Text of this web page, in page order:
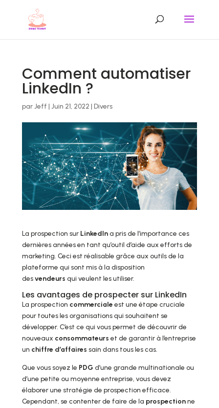
Comment automatiser
LinkedIn ?
parJeff | Juin 21, 2022 | Divers
La prospection sur LinkedIna pris de l’importance ces
dernières années en tant qu’outil d’aide aux efforts de
marketing. Ceci est réalisable grâce aux outils de la
plateforme qui sont mis à la disposition
desvendeurs qui veulent les utiliser.
Les avantages de prospecter sur LinkedIn
La prospection commerciale est une étape cruciale
pour toutes les organisations qui souhaitent se
développer. C’est ce qui vous permet de découvrir de
nouveaux consommateurs et de garantir à l’entreprise
un chiffre d’affaires sain dans tous les cas.
Que vous soyez le PDG d’une grande multinationale ou
d’une petite ou moyenne entreprise, vous devez
élaborer une stratégie de prospection efficace.
Cependant, se contenter de faire de la prospectionne